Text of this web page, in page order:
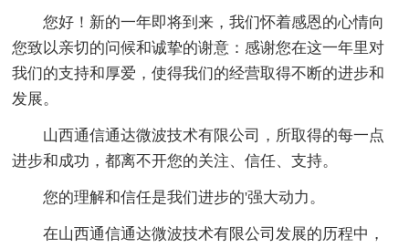
您好！新的一年即将到来，我们怀着感恩的心情向
您致以亲切的问候和诚挚的谢意：感谢您在这一年里对
我们的支持和厚爱，使得我们的经营取得不断的进步和
发展。
山西通信通达微波技术有限公司，所取得的每一点
进步和成功，都离不开您的关注、信任、支持。
您的理解和信任是我们进步的'强大动力。
在山西通信通达微波技术有限公司发展的历程中，